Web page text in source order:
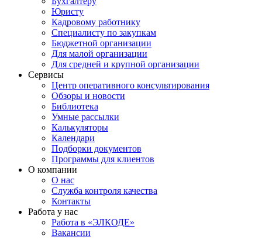
Юристу
Кадровому работнику
Специалисту по закупкам
Бюджетной организации
Для малой организации
Для средней и крупной организации
Сервисы
Центр оперативного консультирования
Обзоры и новости
Библиотека
Умные рассылки
Калькуляторы
Календари
Подборки документов
Программы для клиентов
О компании
О нас
Служба контроля качества
Контакты
Работа у нас
Работа в «ЭЛКОДЕ»
Вакансии